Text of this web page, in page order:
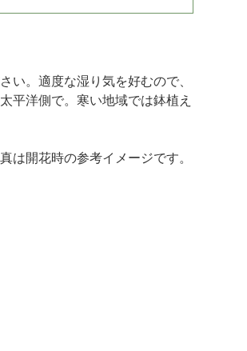
い。適度な湿り気を好むので、
平洋側で。寒い地域では鉢植え
開花時の参考イメージです。